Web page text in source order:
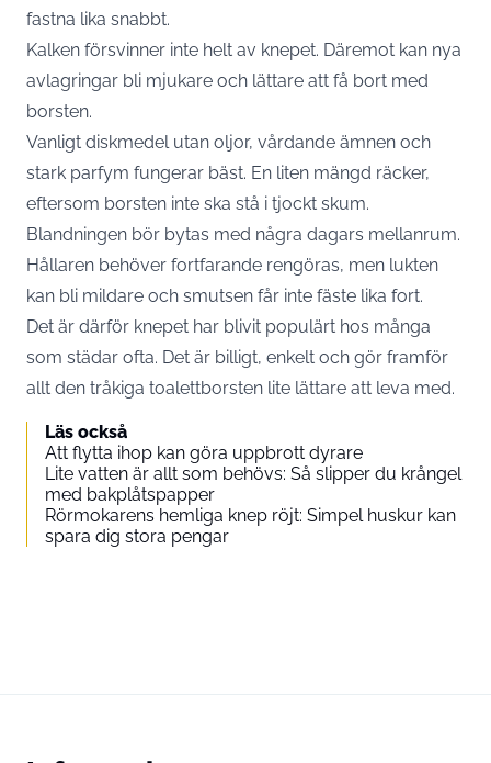
fastna lika snabbt.
Kalken försvinner inte helt av knepet. Däremot kan nya
avlagringar bli mjukare och lättare att få bort med
borsten.
Vanligt diskmedel utan oljor, vårdande ämnen och
stark parfym fungerar bäst. En liten mängd räcker,
eftersom borsten inte ska stå i tjockt skum.
Blandningen bör bytas med några dagars mellanrum.
Hållaren behöver fortfarande rengöras, men lukten
kan bli mildare och smutsen får inte fäste lika fort.
Det är därför knepet har blivit populärt hos många
som städar ofta. Det är billigt, enkelt och gör framför
allt den tråkiga toalettborsten lite lättare att leva med.
Läs också
Att flytta ihop kan göra uppbrott dyrare
Lite vatten är allt som behövs: Så slipper du krångel
med bakplåtspapper
Rörmokarens hemliga knep röjt: Simpel huskur kan
spara dig stora pengar